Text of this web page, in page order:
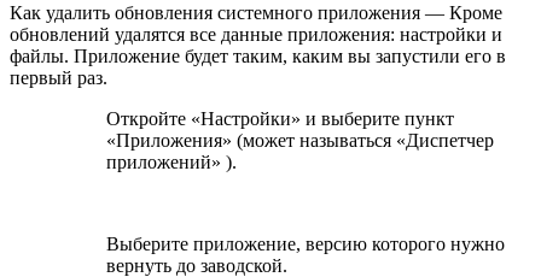
Как удалить обновления системного приложения — Кроме
обновлений удалятся все данные приложения: настройки и
файлы. Приложение будет таким, каким вы запустили его в
первый раз.
Откройте «Настройки» и выберите пункт
«Приложения» (может называться «Диспетчер
приложений» ).
Выберите приложение, версию которого нужно
вернуть до заводской.